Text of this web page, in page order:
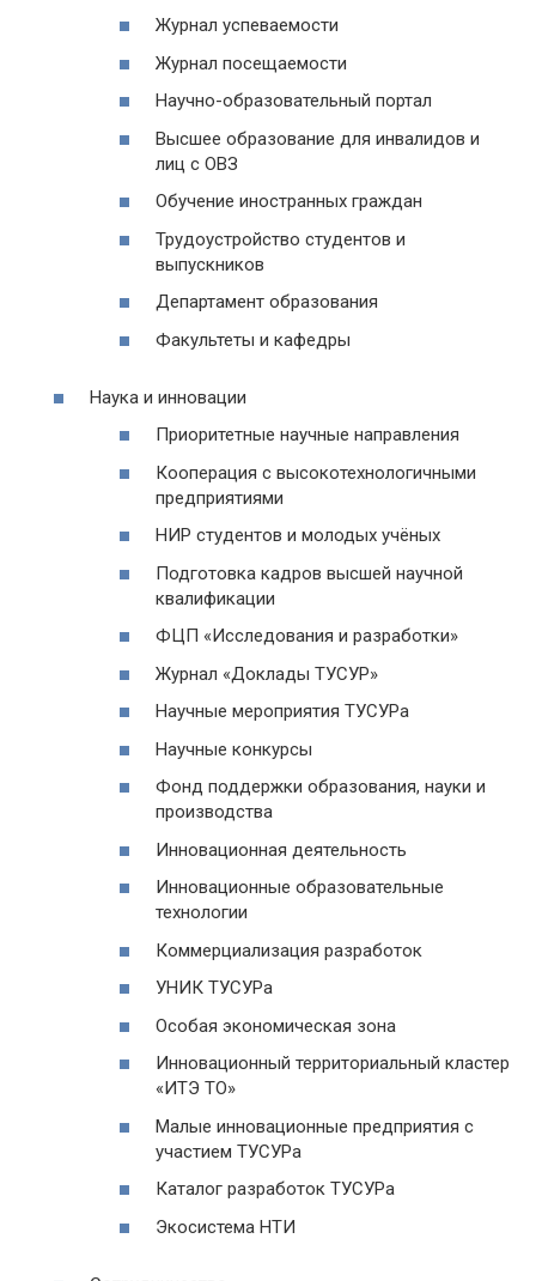
Журнал успеваемости
Журнал посещаемости
Научно-образовательный портал
Высшее образование для инвалидов и
лиц с ОВЗ
Обучение иностранных граждан
Трудоустройство студентов и
выпускников
Департамент образования
Факультеты и кафедры
Наука и инновации
Приоритетные научные направления
Кооперация с высокотехнологичными
предприятиями
НИР студентов и молодых учёных
Подготовка кадров высшей научной
квалификации
ФЦП «Исследования и разработки»
Журнал «Доклады ТУСУР»
Научные мероприятия ТУСУРа
Научные конкурсы
Фонд поддержки образования, науки и
производства
Инновационная деятельность
Инновационные образовательные
технологии
Коммерциализация разработок
УНИК ТУСУРа
Особая экономическая зона
Инновационный территориальный кластер
«ИТЭ ТО»
Малые инновационные предприятия с
участием ТУСУРа
Каталог разработок ТУСУРа
Экосистема НТИ